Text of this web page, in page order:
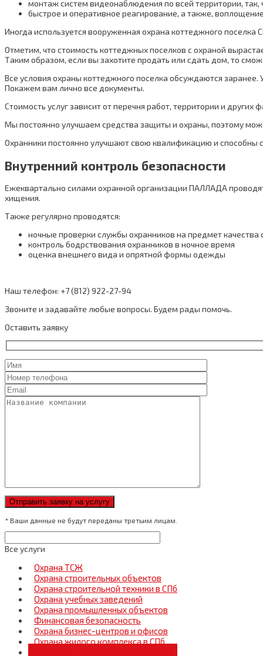
монтаж систем видеонаблюдения по всей территории,
быстрое и оперативное реагирование, а также,
Иногда используется вооруженная охрана коттеджного поселка
Отметим, что стоимость коттеджных поселков с охраной
Таким образом, если вы захотите продать или сдать дом, то
Все условия охраны коттеджного поселка обсуждаются
Покажем вам лично все документы.
Стоимость услуг зависит от перечня работ, территории и других
Мы постоянно улучшаем средства защиты и охраны, поэтому
Охранники постоянно улучшают свою квалификацию и способны
Внутренний контроль безопасности
Ежеквартально силами охранной организации ПАЛЛАДА
хищения.
Также регулярно проводятся:
ночные проверки службы охранников на предмет качества
контроль бодрствования охранников в ночное время
оценка внешнего вида и опрятной формы одежды
Наш телефон: +7 (812) 922-27-94
Звоните и задавайте любые вопросы. Будем рады помочь.
Оставить заявку
* Ваши данные не будут переданы третьим лицам.
Все услуги
Охрана ТСЖ
Охрана строительных объектов
Охрана строительной техники в СПб
Охрана учебных заведений
Охрана промышленных объектов
Финансовая безопасность
Охрана бизнес-центров и офисов
Охрана жилого комплекса в СПб